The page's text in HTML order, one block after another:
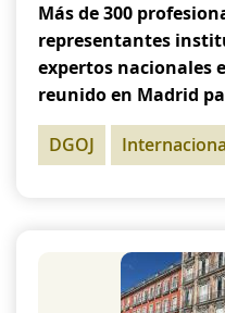
Más de 300
representantes
expertos nacionales
reunido en Madrid
DGOJ